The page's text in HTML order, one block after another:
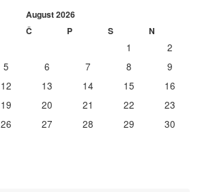
August 2026
Č P S N
1
2
5 6 7 8
9
12 13 14 15
16
19 20 21 22
23
26 27 28 29
30